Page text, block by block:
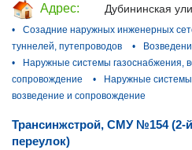
Адрес:
Дубининская
•
Созадние наружных инженерных
туннелей, путепроводов
•
•
Наружные системы газоснабжения,
сопровождение
•
Наружные
возведение и сопровождение
Трансинжстрой, СМУ №154 (2-
переулок)